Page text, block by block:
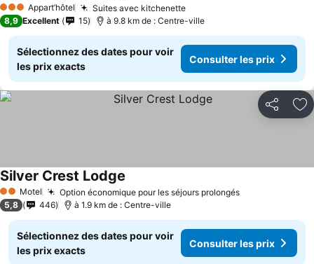
3 ÉtoilesAppart’hôtel Suites avec kitchenetteConsulter les prix
8,9 Excellent 15 à 9.8 km de : Centre-ville
Sélectionnez des dates pour voir
les prix exacts
Consulter les prix
Partager
2 ÉtoilesMotel Option économique pour les séjours prolongésConsulter les
Silver Crest Lodge
5,8 446 à 1.9 km de : Centre-ville
Sélectionnez des dates pour voir
les prix exacts
Consulter les prix